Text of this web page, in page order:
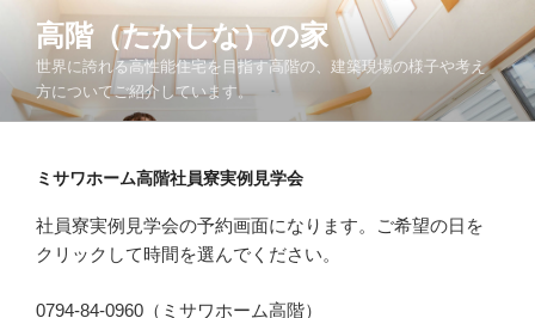
ン
ツ
高階（たかしな）の家
世界に誇れる高性能住宅を目指す高階の、建築現場の様子や考え
方についてご紹介しています。
ミサワホーム高階社員寮実例見学会
社員寮実例見学会の予約画面になります。ご希望の日を
クリックして時間を選んでください。
0794-84-0960（ミサワホーム高階）